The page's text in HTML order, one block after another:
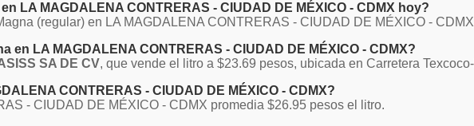
LA MAGDALENA CONTRERAS - CIUDAD DE MÉXICO - CDMX hoy?
(regular) en LA MAGDALENA CONTRERAS - CIUDAD DE MÉXICO -
en LA MAGDALENA CONTRERAS - CIUDAD DE MÉXICO - CDMX?
SA DE CV, que vende el litro a $23.69 pesos, ubicada en Carretera
CONTRERAS - CIUDAD DE MÉXICO - CDMX?
- CIUDAD DE MÉXICO - CDMX promedia $26.95 pesos el litro.